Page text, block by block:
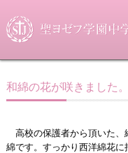
和綿の花が咲きました。
高校の保護者から頂いた、
綿です。すっかり西洋綿花